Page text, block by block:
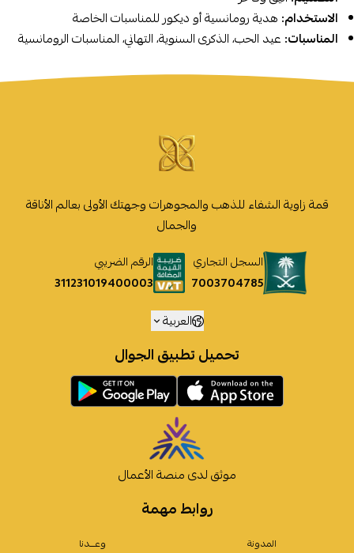
الاستخدام: هدية رومانسية أو ديكور للمناسبات الخاصة
المناسبات: عيد الحب، الذكرى السنوية، التهاني، المناسبات الرومانسية
روابط مهمة
المدونة
وعـــدنا
قمة زاوية الشفاء للذهب والمجوهرات وجهتك الأولى بعالم الأناقة
والجمال
السجل التجاري
7003704785
الرقم الضريبي
311231019400003
العربية
تحميل تطبيق الجوال
موثق لدى منصة الأعمال